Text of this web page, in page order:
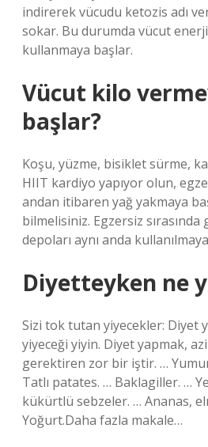
indirerek vücudu ketozis adı
sokar. Bu durumda vücut
kullanmaya başlar.
Vücut kilo
başlar?
Koşu, yüzme, bisiklet sürme,
HIIT kardiyo yapıyor olun,
andan itibaren yağ yakmaya
bilmelisiniz. Egzersiz
depoları aynı anda
Diyetteyken ne
Sizi tok tutan yiyecekler: Diyet
yiyeceği yiyin. Diyet yapmak,
gerektiren zor bir iştir. …
Tatlı patates. … Baklagiller. …
kükürtlü sebzeler. … Ananas,
Yoğurt.Daha fazla makale…